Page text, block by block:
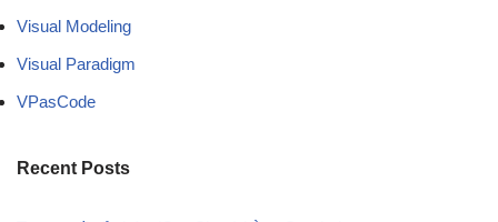
Visual Modeling
Visual Paradigm
VPasCode
Recent Posts